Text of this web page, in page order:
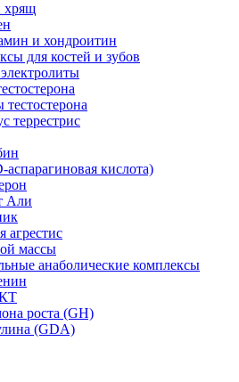
хрящ
и хондроитин
для костей и зубов
тестостерона
террестрис
кислота)
Али
агрестис
массы
анаболические комплексы
роста (GH)
(GDA)